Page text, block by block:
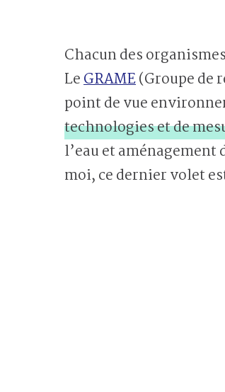
Chacun des
LeGRAME(Groupe de
point de vue
technologies et de
l’eau et
moi, ce dernier volet